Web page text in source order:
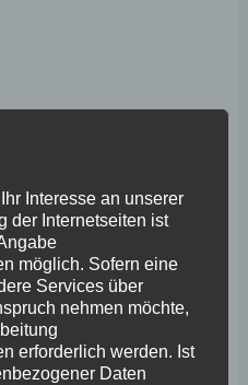
Interesse an unserer
der Internetseiten ist
möglich. Sofern eine
Services über
nehmen möchte,
erforderlich werden. Ist
Daten